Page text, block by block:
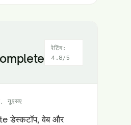
रेटिंग:
4.8/5
यूएसए
डेस्कटॉप, वेब और